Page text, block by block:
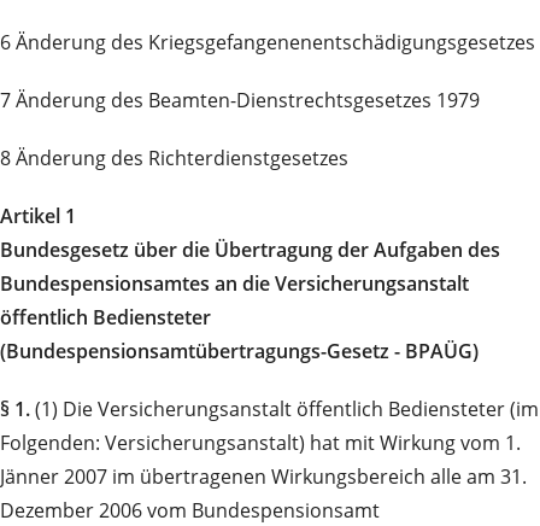
6 Änderung des Kriegsgefangenenentschädigungsgesetzes
7 Änderung des Beamten-Dienstrechtsgesetzes 1979
8 Änderung des Richterdienstgesetzes
Artikel 1
Bundesgesetz über die Übertragung der Aufgaben des
Bundespensionsamtes an die Versicherungsanstalt
öffentlich Bediensteter
(Bundespensionsamtübertragungs-Gesetz - BPAÜG)
§ 1.(1) Die Versicherungsanstalt öffentlich Bediensteter (im
Folgenden: Versicherungsanstalt) hat mit Wirkung vom 1.
Jänner 2007 im übertragenen Wirkungsbereich alle am 31.
Dezember 2006 vom Bundespensionsamt